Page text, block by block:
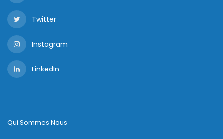
Twitter
Instagram
LinkedIn
Qui Sommes Nous